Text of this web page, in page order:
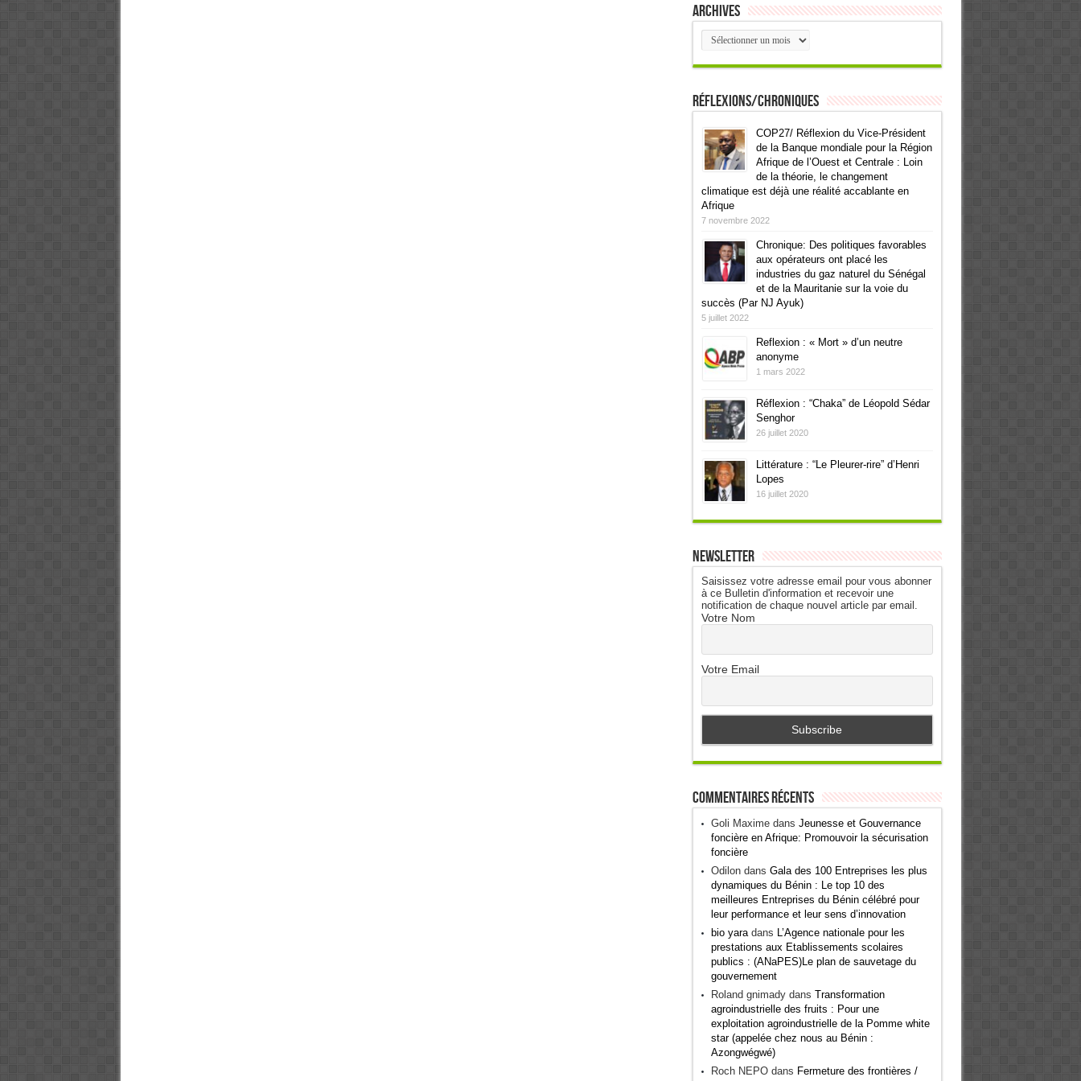
Archives
Archives
Réflexions/Chroniques
COP27/ Réflexion du Vice-Président
de la Banque mondiale pour la Région
Afrique de l’Ouest et Centrale : Loin
de la théorie, le changement
climatique est déjà une réalité accablante en
Afrique
7 novembre 2022
Chronique: Des politiques favorables
aux opérateurs ont placé les
industries du gaz naturel du Sénégal
et de la Mauritanie sur la voie du
succès (Par NJ Ayuk)
5 juillet 2022
Reflexion : « Mort » d’un neutre
anonyme
1 mars 2022
Réflexion : “Chaka” de Léopold Sédar
Senghor
26 juillet 2020
Littérature : “Le Pleurer-rire” d’Henri
Lopes
16 juillet 2020
Newsletter
Saisissez votre adresse email pour vous abonner
à ce Bulletin d'information et recevoir une
notification de chaque nouvel article par email.
Votre Nom
Votre Email
Commentaires récents
Goli Maximedans Jeunesse et Gouvernance
foncière en Afrique: Promouvoir la sécurisation
foncière
Odilondans Gala des 100 Entreprises les plus
dynamiques du Bénin : Le top 10 des
meilleures Entreprises du Bénin célébré pour
leur performance et leur sens d’innovation
bio yaradans L’Agence nationale pour les
prestations aux Etablissements scolaires
publics : (ANaPES)Le plan de sauvetage du
gouvernement
Roland gnimadydans Transformation
agroindustrielle des fruits : Pour une
exploitation agroindustrielle de la Pomme white
star (appelée chez nous au Bénin :
Azongwégwé)
Roch NEPOdans Fermeture des frontières /